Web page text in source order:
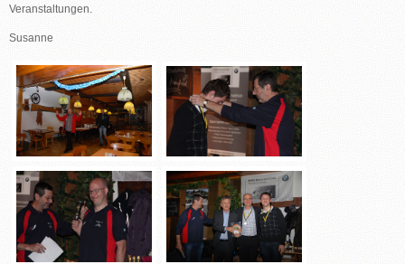
Veranstaltungen.
Susanne